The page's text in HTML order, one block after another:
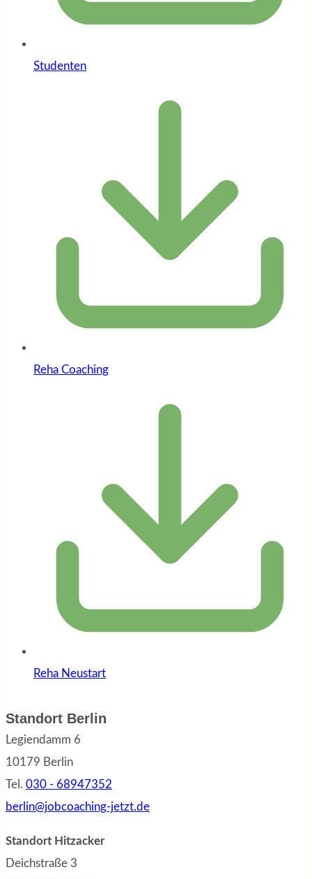
Studenten
Reha Coaching
Reha Neustart
Standort Berlin
Legiendamm 6
10179 Berlin
Tel. 030 - 68947352
berlin@jobcoaching-jetzt.de
Standort Hitzacker
Deichstraße 3